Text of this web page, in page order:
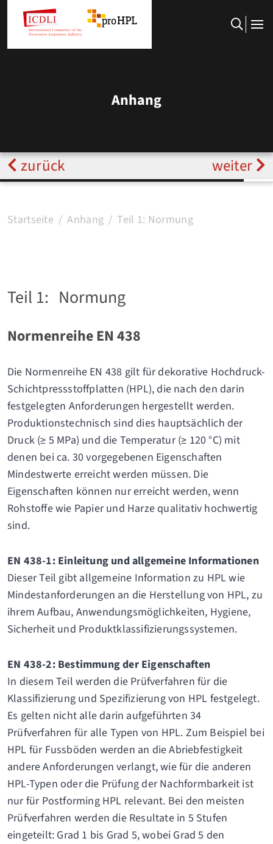
Anhang
zurück weiter
Startseite Anhang Teil 1: Normung
Teil 1: Normung
Normenreihe EN 438
Die Normenreihe EN 438 gilt für dekorative Hochdruck-
Schichtpressstoffplatten (HPL), die nach den darin
festgelegten Anforderungen hergestellt werden.
Produktionstechnisch sind dies hauptsächlich der
Druck (≥ 5 MPa) und die Temperatur (≥ 120 °C) mit
denen bei ca. 30 vorgegebenen Eigenschaften
Mindestwerte erreicht werden müssen. Die
Eigenschaften können nur erreicht werden, wenn
Rohstoffe wie Papier und Harze qualitativ hochwertig
sind.
EN 438-1: Einleitung und allgemeine Informationen
Dieser Teil gibt allgemeine Information zu HPL wie
Mindestanforderungen an die Herstellung von HPL, zu
ihrem Aufbau, Anwendungsmöglichkeiten, Hygiene,
Sicherheit und Produktklassifizierungssystemen.
EN 438-2: Bestimmung der Eigenschaften
In diesem Teil werden die Prüfverfahren für die
Klassifizierung und Spezifizierung von HPL festgelegt.
Es gelten nicht alle darin aufgeführten 34
Prüfverfahren für alle Typen von HPL. Zum Beispiel bei
HPL für Fussböden werden an die Abriebfestigkeit
andere Anforderungen verlangt, wie für die anderen
HPL-Typen oder die Prüfung der Nachformbarkeit ist
nur für Postforming HPL relevant. Bei den meisten
Prüfverfahren werden die Resultate in 5 Stufen
eingeteilt: Grad 1 bis Grad 5, wobei Grad 5 den